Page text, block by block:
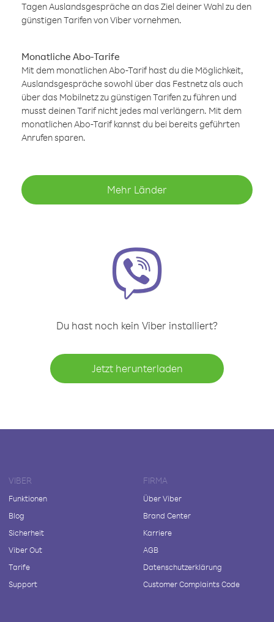
Tagen Auslandsgespräche an das Ziel deiner Wahl zu den
günstigen Tarifen von Viber vornehmen.
Monatliche Abo-Tarife
Mit dem monatlichen Abo-Tarif hast du die Möglichkeit,
Auslandsgespräche sowohl über das Festnetz als auch
über das Mobilnetz zu günstigen Tarifen zu führen und
musst deinen Tarif nicht jedes mal verlängern. Mit dem
monatlichen Abo-Tarif kannst du bei bereits geführten
Anrufen sparen.
Mehr Länder
Du hast noch kein Viber installiert?
Jetzt herunterladen
VIBER
Funktionen
Blog
Sicherheit
Viber Out
Tarife
Support
FIRMA
Über Viber
Brand Center
Karriere
AGB
Datenschutzerklärung
Customer Complaints Code